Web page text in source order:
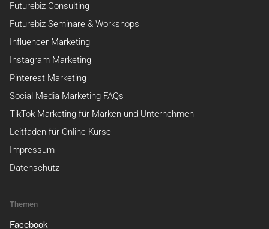
Futurebiz Consulting
Futurebiz Seminare & Workshops
Influencer Marketing
Instagram Marketing
Pinterest Marketing
Social Media Marketing FAQs
TikTok Marketing für Marken und Unternehmen
Leitfaden für Online-Kurse
Impressum
Datenschutz
Themen
Facebook